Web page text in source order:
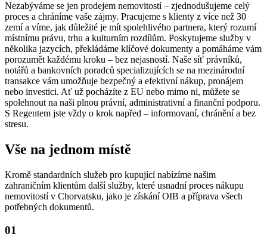
Nezabýváme se jen prodejem nemovitostí – zjednodušujeme celý
proces a chráníme vaše zájmy. Pracujeme s klienty z více než 30
zemí a víme, jak důležité je mít spolehlivého partnera, který rozumí
místnímu právu, trhu a kulturním rozdílům. Poskytujeme služby v
několika jazycích, překládáme klíčové dokumenty a pomáháme vám
porozumět každému kroku – bez nejasností. Naše síť právníků,
notářů a bankovních poradců specializujících se na mezinárodní
transakce vám umožňuje bezpečný a efektivní nákup, pronájem
nebo investici. Ať už pocházíte z EU nebo mimo ni, můžete se
spolehnout na naši plnou právní, administrativní a finanční podporu.
S Regentem jste vždy o krok napřed – informovaní, chránění a bez
stresu.
Vše na jednom místě
Kromě standardních služeb pro kupující nabízíme našim
zahraničním klientům další služby, které usnadní proces nákupu
nemovitostí v Chorvatsku, jako je získání OIB a příprava všech
potřebných dokumentů.
01